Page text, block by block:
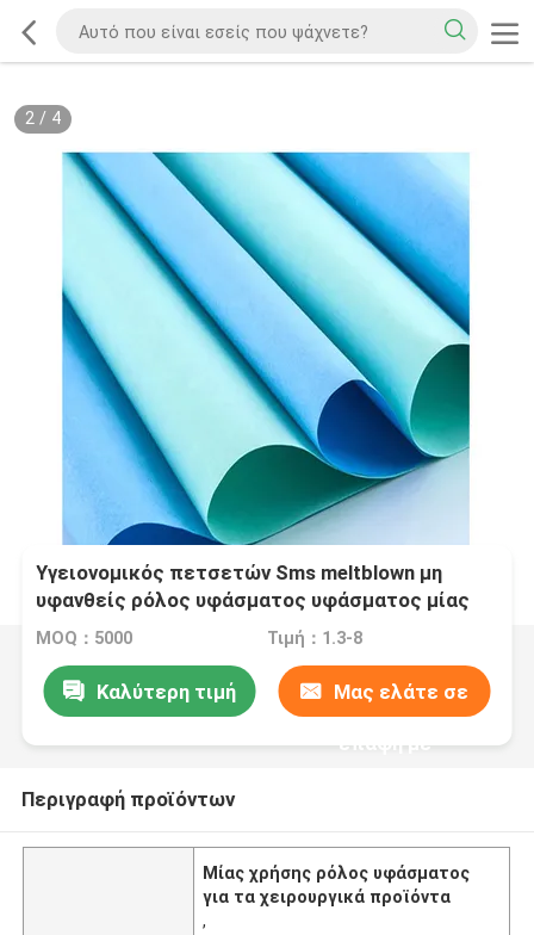
2/ 4
Υγειονομικός πετσετών Sms meltblown μη
υφανθείς ρόλος υφάσματος υφάσματος μίας
χρήσης για τα χειρουργικά προϊόντα
MOQ：5000 Τιμή：1.3-8
Καλύτερη τιμή Μας ελάτε σε
επαφή με
Περιγραφή προϊόντων
Μίας χρήσης ρόλος υφάσματος
για τα χειρουργικά προϊόντα
,